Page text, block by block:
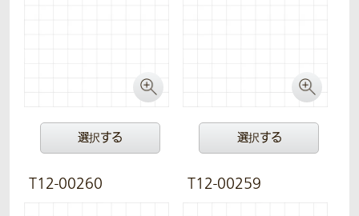
選択する 選択する
T12-00260 T12-00259